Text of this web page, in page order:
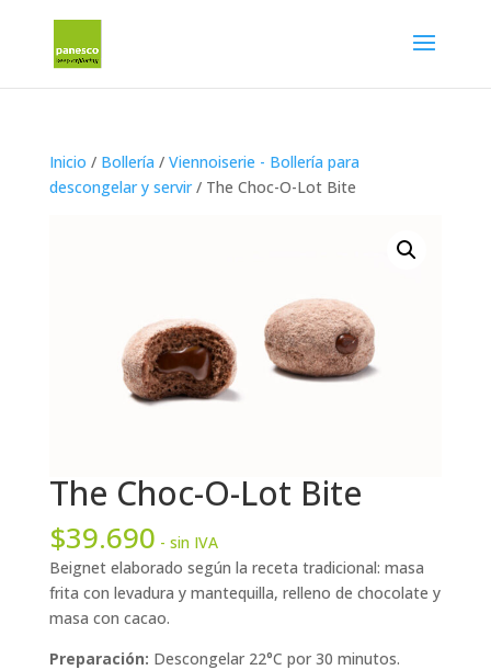
Inicio / Bollería / Viennoiserie - Bollería para
descongelar y servir/ The Choc-O-Lot Bite
The Choc-O-Lot Bite
$39.690 - sin IVA
Beignet elaborado según la receta tradicional: masa
frita con levadura y mantequilla, relleno de chocolate y
masa con cacao.
Preparación: Descongelar 22°C por 30 minutos.